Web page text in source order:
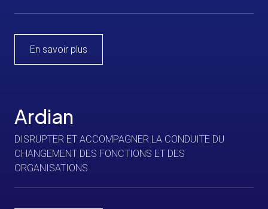
En savoir plus
Ardian
DISRUPTER ET ACCOMPAGNER LA CONDUITE DU
CHANGEMENT DES FONCTIONS ET DES
ORGANISATIONS